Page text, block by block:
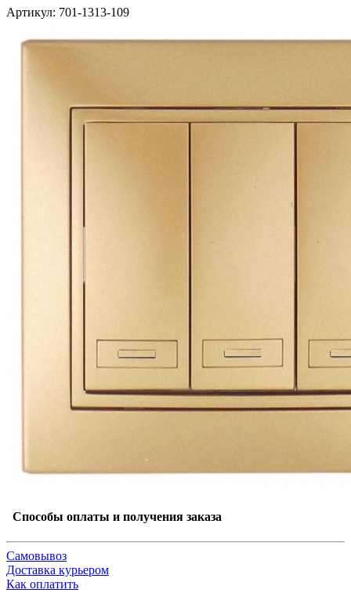
Артикул: 701-1313-109
Способы оплаты и получения заказа
Самовывоз
Доставка курьером
Как оплатить